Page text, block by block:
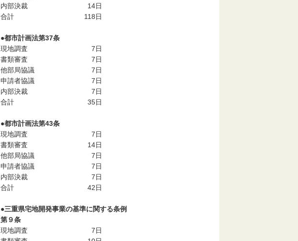
内部決裁 14日
合計
118日
●都市計画法第37条
現地調査 7日
書類審査 7日
他部局協議 7日
申請者協議 7日
内部決裁 7日
合計 35日
●都市計画法第43条
現地調査 7日
書類審査 14日
他部局協議 7日
申請者協議 7日
内部決裁 7日
合計
42日
●三重県宅地開発事業の基準に関する条例
第９条
現地調査 7日